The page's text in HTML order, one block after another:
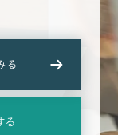
る
る